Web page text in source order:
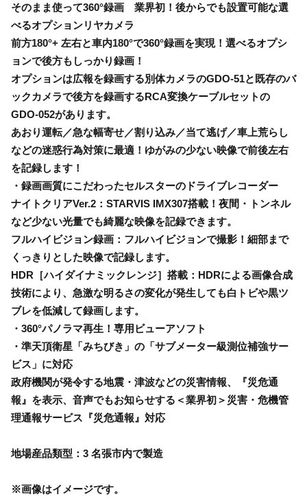
そのまま使って360°録画 業界初！後からでも設置可能な選
べるオプションリヤカメラ
前方180°+ 左右と車内180°で360°録画を実現！選べるオプシ
ョンで後方もしっかり録画！
オプションは広報を録画する別体カメラのGDO-51と既存のバ
ックカメラで後方を録画するRCA変換ケーブルセットの
GDO-052があります。
あおり運転／急な幅寄せ／割り込み／当て逃げ／車上荒らし
などの迷惑行為対策に最適！ゆがみの少ない映像で前後左右
を記録します！
・録画画質にこだわったセルスターのドライブレコーダー
ナイトクリアVer.2：STARVIS IMX307搭載！夜間・トンネル
など少ない光量でも綺麗な映像を記録できます。
フルハイビジョン録画：フルハイビジョンで撮影！細部まで
くっきりとした映像で記録します。
HDR［ハイダイナミックレンジ］搭載：HDRによる画像合成
技術により、急激な明るさの変化が発生しても白トビや黒ツ
ブレを低減して録画します。
・360°パノラマ再生！専用ビューアソフト
・準天頂衛星「みちびき」の「サブメーター級測位補強サー
ビス」に対応
政府機関が発令する地震・津波などの災害情報、『災危通
報』を表示、音声でもお知らせする＜業界初＞災害・危機管
理通報サービス『災危通報』対応
地場産品類型：3 名張市内で製造
※画像はイメージです。